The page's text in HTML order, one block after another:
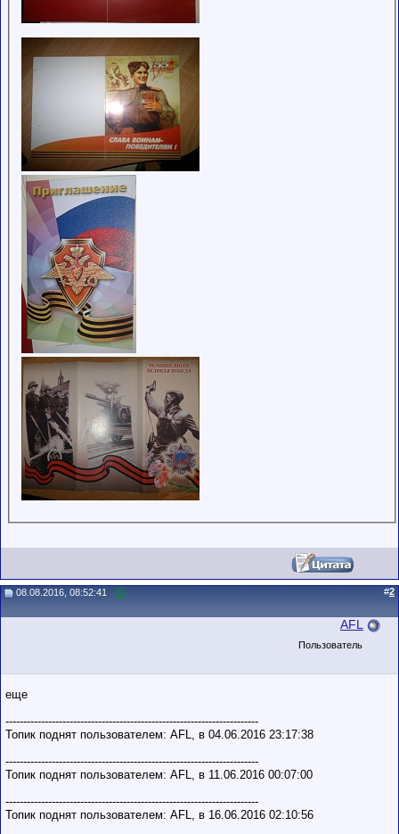
08.08.2016, 08:52:41 #2
AFL
Пользователь
еще
-----------------------------------------------------------------------
Топик поднят пользователем: AFL, в 04.06.2016 23:17:38
-----------------------------------------------------------------------
Топик поднят пользователем: AFL, в 11.06.2016 00:07:00
-----------------------------------------------------------------------
Топик поднят пользователем: AFL, в 16.06.2016 02:10:56